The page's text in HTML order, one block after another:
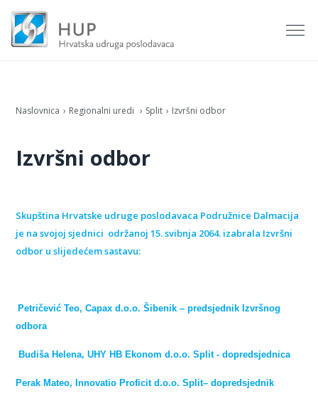
Naslovnica Regionalni uredi Split Izvršni odbor
Izvršni odbor
Skupština Hrvatske udruge poslodavaca Podružnice Dalmacija
je na svojoj sjednici održanoj 15. svibnja 2064. izabrala Izvršni
odbor u slijedećem sastavu:
Petričević Teo, Capax d.o.o. Šibenik – predsjednik Izvršnog
odbora
Budiša Helena, UHY HB Ekonom d.o.o. Split - dopredsjednica
Perak Mateo, Innovatio Proficit d.o.o. Split– dopredsjednik